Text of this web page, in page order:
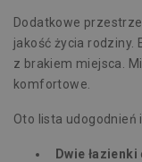
Dodatkowe
jakość życia rodziny.
z brakiem miejsca.
komfortowe.
Oto lista udogodnień
Dwie łazienki